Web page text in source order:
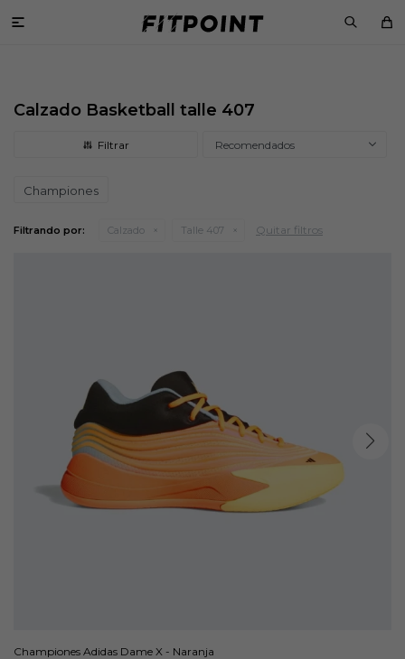

Calzado Basketball talle 407
Recomendados
Championes
Filtrando por: Calzado Talle 407 Quitar filtros
Championes Adidas Dame X - Naranja